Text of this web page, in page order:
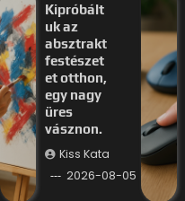
Kipróbált
uk az
absztrakt
festészet
et otthon,
egy nagy
üres
vásznon.
Kiss Kata
2026-08-05